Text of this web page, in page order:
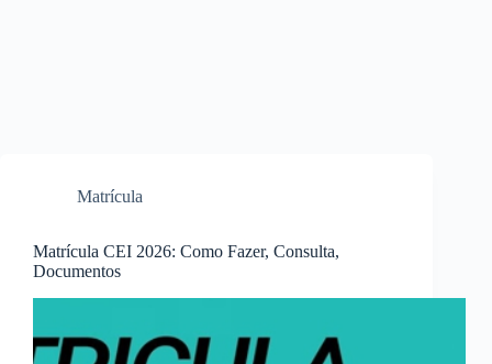
Matrícula
Matrícula CEI 2026: Como Fazer, Consulta,
Documentos